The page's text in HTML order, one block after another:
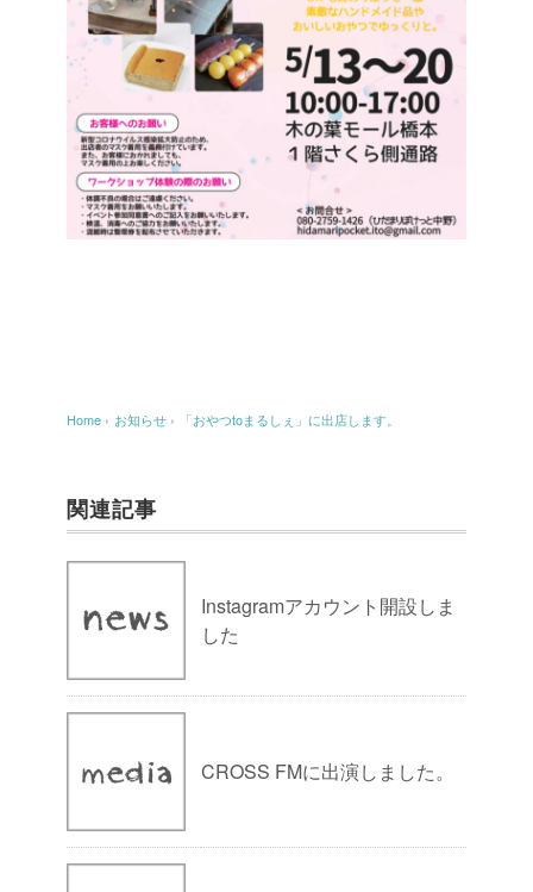
Home › お知らせ › 「おやつtoまるしぇ」に出店します。
関連記事
Instagramアカウント開設しま
した
CROSS FMに出演しました。